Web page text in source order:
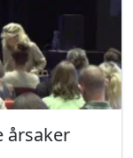
årsaker